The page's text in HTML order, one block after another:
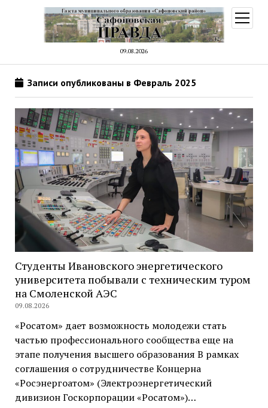
09.08.2026
меню
Записи опубликованы в Февраль 2025
Студенты Ивановского энергетического
университета побывали с техническим туром
на Смоленской АЭС
09.08.2026
«Росатом» дает возможность молодежи стать
частью профессионального сообщества еще на
этапе получения высшего образования В рамках
соглашения о сотрудничестве Концерна
«Росэнергоатом» (Электроэнергетический
дивизион Госкорпорации «Росатом»)…